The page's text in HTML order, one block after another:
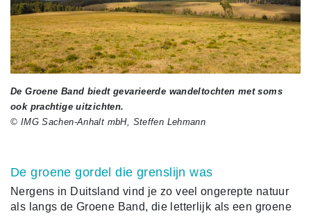
De Groene Band biedt gevarieerde wandeltochten met soms
ook prachtige uitzichten.
© IMG Sachen-Anhalt mbH, Steffen Lehmann
De groene gordel die grenslijn was
Nergens in Duitsland vind je zo veel ongerepte natuur
als langs de Groene Band, die letterlijk als een groene